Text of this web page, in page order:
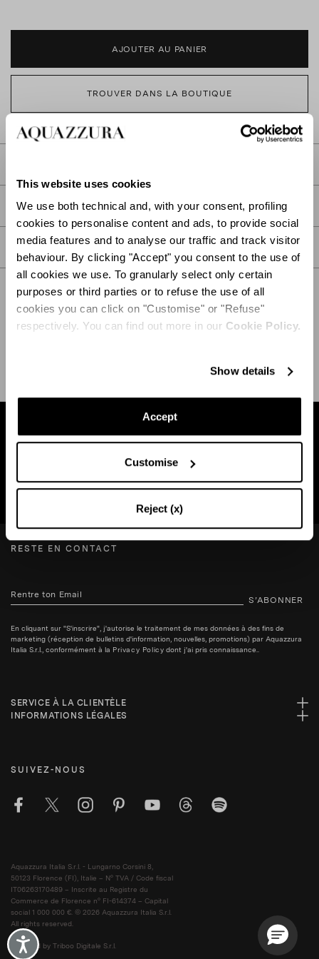
This website uses cookies
We use both technical and, with your consent, profiling
cookies to personalise content and ads, to provide social
media features and to analyse our traffic and track visitor
behaviour. By clicking "Accept" you consent to the use of
all cookies we use. To granularly select only certain
purposes or third parties or to refuse the use of all
cookies you can click on "Customise" or "Refuse"
respectively. You can find out more in our Cookie Policy.
Show details
Accept
Customise
Reject (x)
Accessibility
AJOUTER AU PANIER
TROUVER DANS LA BOUTIQUE
DÉTAIL
SOIN
EXPÉDITION ET RETOUR
Trouvez une boutique près de chez vous
RECHERCHE BOUTIQUE
RESTE EN CONTACT
S’ABONNER
En cliquant sur "S'inscrire", j'autorise le traitement de mes données à des fins de
marketing (réception de bulletins d'information, nouvelles, promotions) par Aquazzura
Italia S.r.l., conformément à la Privacy Policy dont j'ai pris connaissance..
SERVICE À LA CLIENTÈLE
INFORMATIONS LÉGALES
SUIVEZ-NOUS
Aquazzura Italia S.r.l. - Lungarno Corsini 8,
50123 Florence (FI), Italie – N° TVA / Code fiscal
IT06263170489 – Inscrite au Registre du
Commerce de Florence n° FI-614374 – Capital
social 1 000 000 €. © 2026 Aquazzura Italia S.r.l.
All rights reserved.
Powered by Triboo Digitale S.r.l.